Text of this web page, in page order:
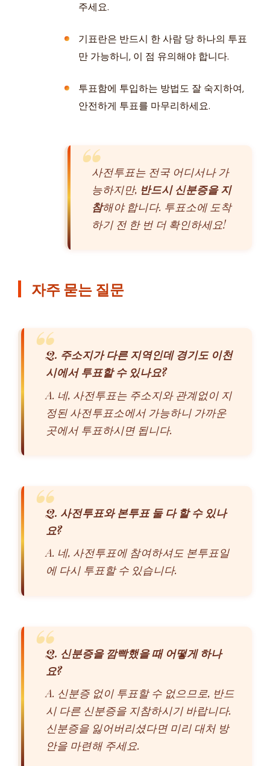
주세요.
기표란은 반드시 한 사람 당 하나의 투표
만 가능하니, 이 점 유의해야 합니다.
투표함에 투입하는 방법도 잘 숙지하여,
안전하게 투표를 마무리하세요.
사전투표는 전국 어디서나 가
능하지만, 반드시 신분증을 지
참해야 합니다. 투표소에 도착
하기 전 한 번 더 확인하세요!
자주 묻는 질문
Q. 주소지가 다른 지역인데 경기도 이천
시에서 투표할 수 있나요?
A. 네, 사전투표는 주소지와 관계없이 지
정된 사전투표소에서 가능하니 가까운
곳에서 투표하시면 됩니다.
Q. 사전투표와 본투표 둘 다 할 수 있나
요?
A. 네, 사전투표에 참여하셔도 본투표일
에 다시 투표할 수 있습니다.
Q. 신분증을 깜빡했을 때 어떻게 하나
요?
A. 신분증 없이 투표할 수 없으므로, 반드
시 다른 신분증을 지참하시기 바랍니다.
신분증을 잃어버리셨다면 미리 대처 방
안을 마련해 주세요.